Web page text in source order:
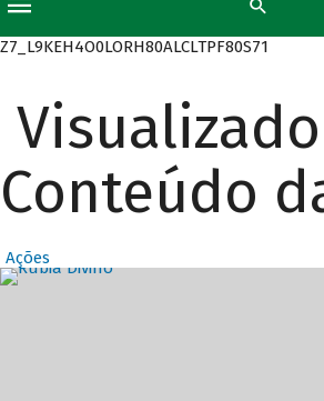
Z7_L9KEH4O0LORH80ALCLTPF80S71
Conteúdo
Ações